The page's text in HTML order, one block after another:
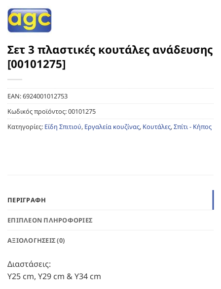
Σετ 3 πλαστικές κουτάλες ανάδευσης
[00101275]
EAN:6924001012753
Κωδικός προϊόντος:00101275
Κατηγορίες: Είδη Σπιτιού, Εργαλεία κουζίνας, Κουτάλες,Σπίτι - Κήπος
ΠΕΡΙΓΡΑΦΉ
ΕΠΙΠΛΈΟΝ ΠΛΗΡΟΦΟΡΊΕΣ
ΑΞΙΟΛΟΓΉΣΕΙΣ (0)
Διαστάσεις:
Υ25 cm, Υ29 cm & Υ34 cm